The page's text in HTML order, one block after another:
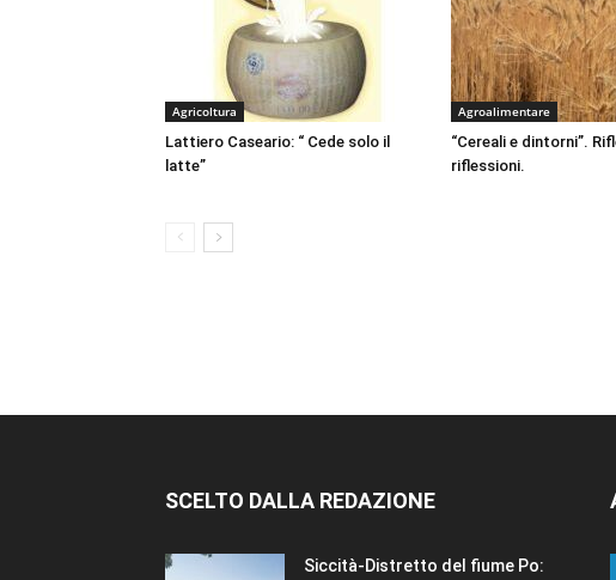
Agricoltura
Lattiero Caseario: “ Cede solo il
latte”
Agroalimentare
“Cereali e dintorni”.
riflessioni.
SCELTO DALLA REDAZIONE
Siccità-Distretto del fiume Po: